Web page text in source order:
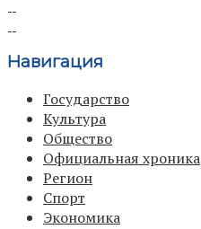
Навигация
Государство
Культура
Общество
Официальная хроника
Регион
Спорт
Экономика